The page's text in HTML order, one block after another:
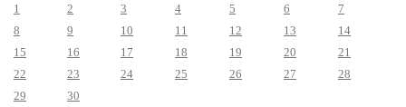
1
2 3 4 5 6
7
8
9 10 11 12 13
14
15
16 17 18 19 20
21
22
23 24 25 26 27
28
29
30